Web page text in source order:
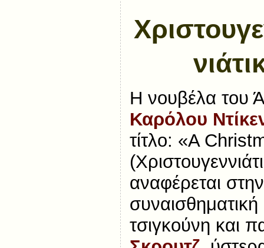
Η νουβέλα του
Καρόλου
τίτλο: «A
αναφέρεται
τσιγκούνη και